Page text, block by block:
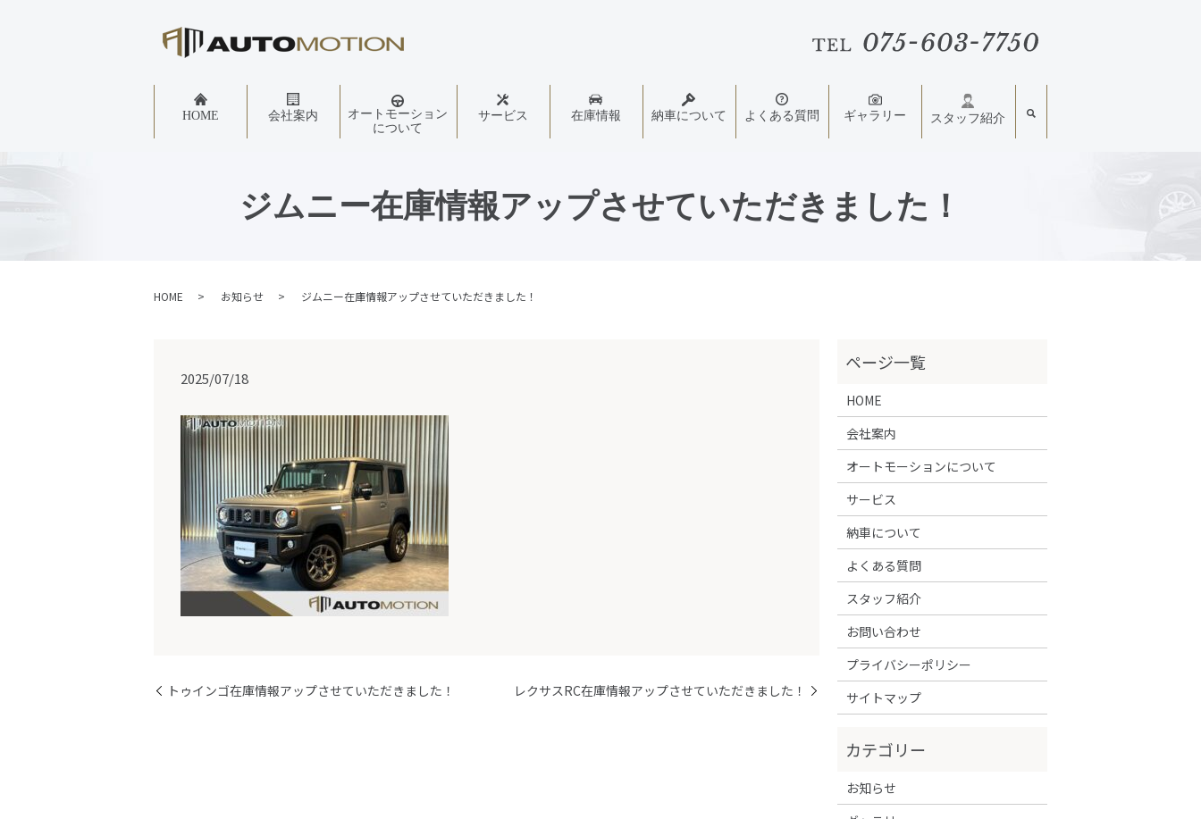
HOME 会社案内
オートモーション
について
サービス 在庫情報 納車について よくある質問 ギャラリー スタッフ紹介
ジムニー在庫情報アップさせていただきました！
HOME お知らせ ジムニー在庫情報アップさせていただきました！
2025/07/18
トゥインゴ在庫情報アップさせていただきました！ レクサスRC在庫情報アップさせていただきました！
HOME
会社案内
オートモーションについて
サービス
納車について
よくある質問
スタッフ紹介
お問い合わせ
プライバシーポリシー
サイトマップ
お知らせ